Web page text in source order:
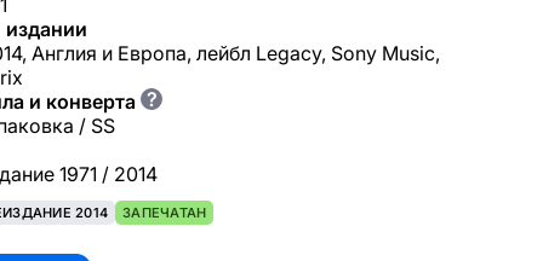
Англия и Европа, лейбл Legacy, Sony Music,
и конверта ?
/ SS
1971 / 2014
2014 ЗАПЕЧАТАН